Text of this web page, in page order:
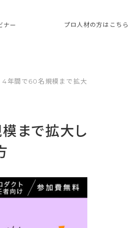
ナー プロ人材の方はこちら
4年間で60名規模まで拡大
まで拡大し